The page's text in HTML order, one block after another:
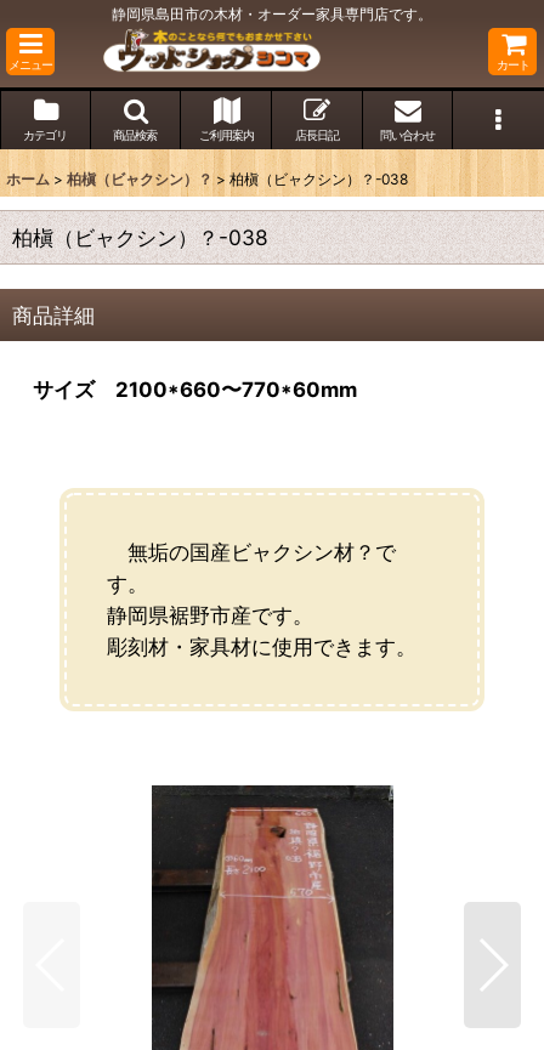
静岡県島田市の木材・オーダー家具専門店です。
メニュー カート
カテゴリ 商品検索 ご利用案内 店長日記 問い合わせ
ホーム > 柏槇（ビャクシン）？ > 柏槇（ビャクシン）？-038
柏槇（ビャクシン）？-038
商品詳細
サイズ 2100*660〜770*60mm
無垢の国産ビャクシン材？で
す。
静岡県裾野市産です。
彫刻材・家具材に使用できます。